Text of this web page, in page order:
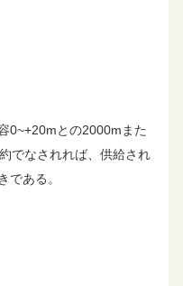
0~+20mとの2000mまた
でなされれば、供給され
である。